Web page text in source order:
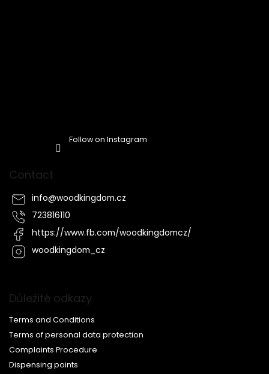
Follow on Instagram
Contact
info@woodkingdom.cz
723816110
https://www.fb.com/woodkingdomcz/
woodkingdom_cz
Důležité odkazy
Terms and Conditions
Terms of personal data protection
Complaints Procedure
Dispensing points